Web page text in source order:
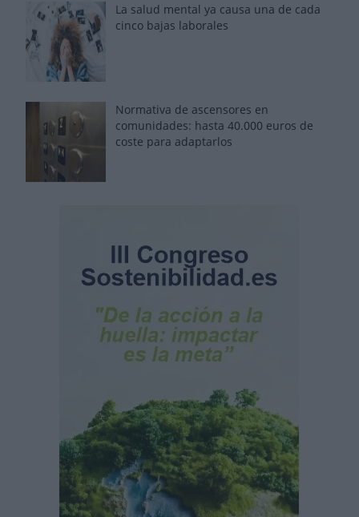
La salud mental ya causa una de cada
cinco bajas laborales
Normativa de ascensores en
comunidades: hasta 40.000 euros de
coste para adaptarlos